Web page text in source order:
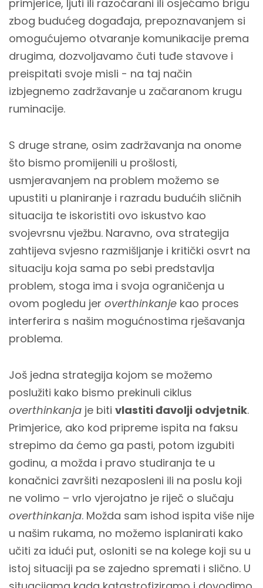
primjerice, ljuti ili razočarani ili osjećamo brigu
zbog budućeg događaja, prepoznavanjem si
omogućujemo otvaranje komunikacije prema
drugima, dozvoljavamo čuti tuđe stavove i
preispitati svoje misli - na taj način
izbjegnemo zadržavanje u začaranom krugu
ruminacije.
S druge strane, osim zadržavanja na onome
što bismo promijenili u prošlosti,
usmjeravanjem na problem možemo se
upustiti u planiranje i razradu budućih sličnih
situacija te iskoristiti ovo iskustvo kao
svojevrsnu vježbu. Naravno, ova strategija
zahtijeva svjesno razmišljanje i kritički osvrt na
situaciju koja sama po sebi predstavlja
problem, stoga ima i svoja ograničenja u
ovom pogledu jer overthinkanje kao proces
interferira s našim mogućnostima rješavanja
problema.
Još jedna strategija kojom se možemo
poslužiti kako bismo prekinuli ciklus
overthinkanja je biti vlastiti đavolji odvjetnik.
Primjerice, ako kod pripreme ispita na faksu
strepimo da ćemo ga pasti, potom izgubiti
godinu, a možda i pravo studiranja te u
konačnici završiti nezaposleni ili na poslu koji
ne volimo – vrlo vjerojatno je riječ o slučaju
overthinkanja. Možda sam ishod ispita više nije
u našim rukama, no možemo isplanirati kako
učiti za idući put, osloniti se na kolege koji su u
istoj situaciji pa se zajedno spremati i slično. U